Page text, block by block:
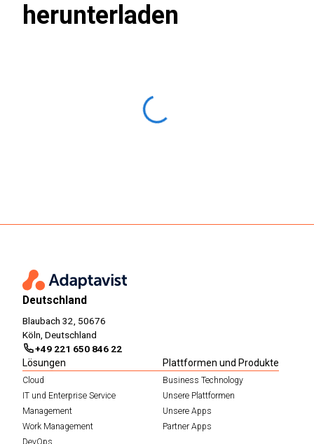
herunterladen
Deutschland
Blaubach 32, 50676
Köln, Deutschland
+49 221 650 846 22
Lösungen
Cloud
IT und Enterprise Service
Management
Work Management
Plattformen und Produkte
Business Technology
Unsere Plattformen
Unsere Apps
Partner Apps